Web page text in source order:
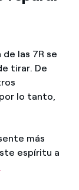
las 7R se
tirar. De
lo tanto,
más
espíritu a